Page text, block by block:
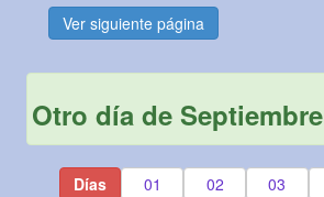
Ver siguiente página
Otro día de Septiembre
Días 01 02 03